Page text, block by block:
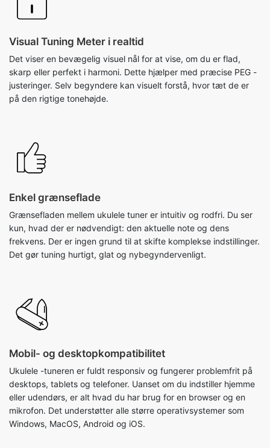
Visual Tuning Meter i realtid
Det viser en bevægelig visuel nål for at vise, om du er flad,
skarp eller perfekt i harmoni. Dette hjælper med præcise PEG -
justeringer. Selv begyndere kan visuelt forstå, hvor tæt de er
på den rigtige tonehøjde.
Enkel grænseflade
Grænsefladen mellem ukulele tuner er intuitiv og rodfri. Du ser
kun, hvad der er nødvendigt: den aktuelle note og dens
frekvens. Der er ingen grund til at skifte komplekse indstillinger.
Det gør tuning hurtigt, glat og nybegyndervenligt.
Mobil- og desktopkompatibilitet
Ukulele -tuneren er fuldt responsiv og fungerer problemfrit på
desktops, tablets og telefoner. Uanset om du indstiller hjemme
eller udendørs, er alt hvad du har brug for en browser og en
mikrofon. Det understøtter alle større operativsystemer som
Windows, MacOS, Android og iOS.